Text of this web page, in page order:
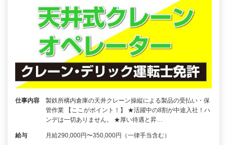
仕事内容
製鉄所構内倉庫の天井クレーン操縦による製品の受払い・保
管作業 【ここがポイント！】 ★活躍中の8割が中途入社！ハ
ンデは一切ありません。 ★厚い待遇と昇…
給与 月給290,000円〜350,000円（一律手当含む）